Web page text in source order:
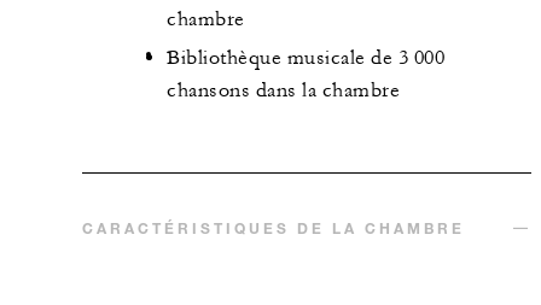
chambre
Bibliothèque musicale de 3 000
chansons dans la chambre
CARACTÉRISTIQUES DE LA CHAMBRE